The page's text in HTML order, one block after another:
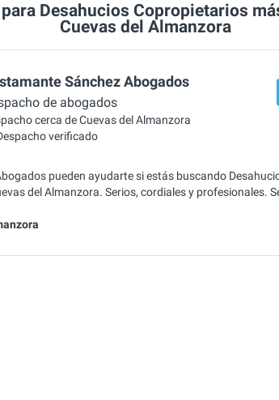
Desahucios Copropietarios
Cuevas del Almanzora
Sánchez Abogados
de abogados
cerca de Cuevas del Almanzora
verificado
pueden ayudarte si estás buscando
del Almanzora. Serios, cordiales y profesionales.